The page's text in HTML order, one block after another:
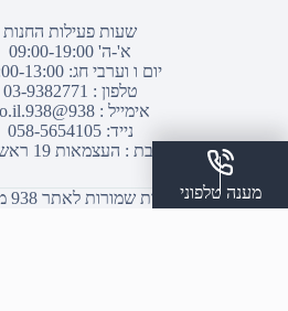
שעות פעילות החנות
א'-ה' 09:00-19:00
יום ו וערבי חג: 09:00-13:00
טלפון : 03-9382771
אימייל :938@938.co.il
נייד: 058-5654105
כתובת : העצמאות 19 ראש העין
© כל הזכויות שמורות לאתר 938 מחשבים בע"מ
מענה טלפוני